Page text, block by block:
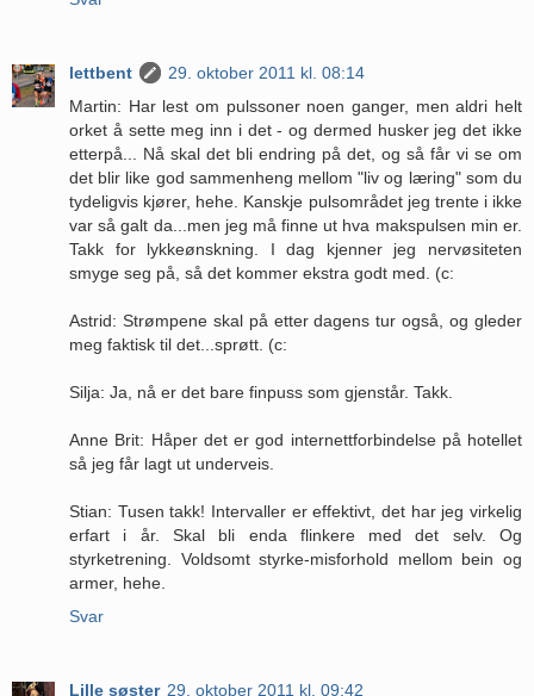
lettbent
29. oktober 2011 kl. 08:14
Martin: Har lest om pulssoner noen ganger, men aldri helt
orket å sette meg inn i det - og dermed husker jeg det ikke
etterpå... Nå skal det bli endring på det, og så får vi se om
det blir like god sammenheng mellom "liv og læring" som du
tydeligvis kjører, hehe. Kanskje pulsområdet jeg trente i ikke
var så galt da...men jeg må finne ut hva makspulsen min er.
Takk for lykkeønskning. I dag kjenner jeg nervøsiteten
smyge seg på, så det kommer ekstra godt med. (c:
Astrid: Strømpene skal på etter dagens tur også, og gleder
meg faktisk til det...sprøtt. (c:
Silja: Ja, nå er det bare finpuss som gjenstår. Takk.
Anne Brit: Håper det er god internettforbindelse på hotellet
så jeg får lagt ut underveis.
Stian: Tusen takk! Intervaller er effektivt, det har jeg virkelig
erfart i år. Skal bli enda flinkere med det selv. Og
styrketrening. Voldsomt styrke-misforhold mellom bein og
armer, hehe.
Svar
Lille søster 29. oktober 2011 kl. 09:42